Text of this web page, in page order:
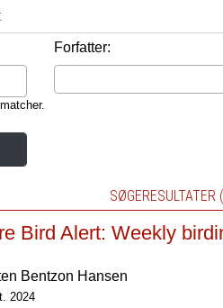
Forfatter:
SØGERESULTATER
Bird Alert: Weekly
Bentzon Hansen
2024